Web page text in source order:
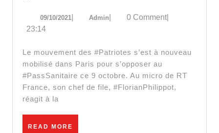
et
plus
sanitaire »
:
Florian
09/10/202109/10/2021
AdminAdmin0 Comment
23:14
Le mouvement des #Patriotes s’est à nouveau
mobilisé dans Paris pour s’opposer au
#PassSanitaire ce 9 octobre. Au micro de RT
France, son chef de file, #FlorianPhilippot,
réagit à la
READ MORE